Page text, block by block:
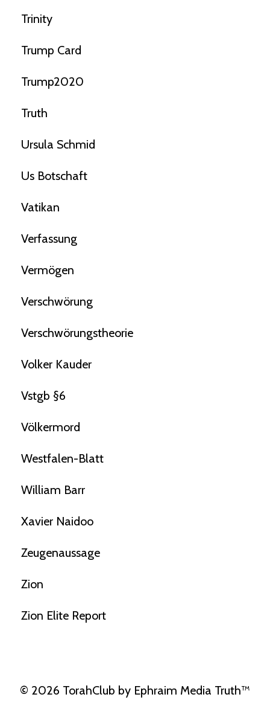
Trinity
Trump Card
Trump2020
Truth
Ursula Schmid
Us Botschaft
Vatikan
Verfassung
Vermögen
Verschwörung
Verschwörungstheorie
Volker Kauder
Vstgb §6
Völkermord
Westfalen-Blatt
William Barr
Xavier Naidoo
Zeugenaussage
Zion
Zion Elite Report
© 2026 TorahClub by Ephraim Media Truth™